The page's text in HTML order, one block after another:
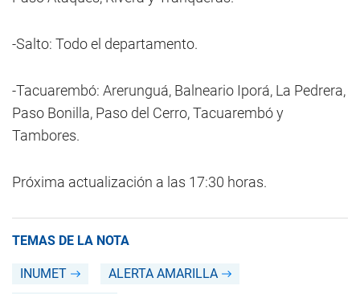
-Salto: Todo el departamento.
-Tacuarembó: Arerunguá, Balneario Iporá, La Pedrera,
Paso Bonilla, Paso del Cerro, Tacuarembó y
Tambores.
Próxima actualización a las 17:30 horas.
TEMAS DE LA NOTA
INUMET
ALERTA AMARILLA